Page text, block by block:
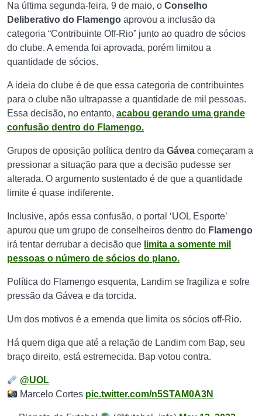
Na última segunda-feira, 9 de maio, o Conselho
Deliberativo do Flamengo aprovou a inclusão da
categoria “Contribuinte Off-Rio” junto ao quadro de sócios
do clube. A emenda foi aprovada, porém limitou a
quantidade de sócios.
A ideia do clube é de que essa categoria de contribuintes
para o clube não ultrapasse a quantidade de mil pessoas.
Essa decisão, no entanto, acabou gerando uma grande
confusão dentro do Flamengo.
Grupos de oposição política dentro da Gávea começaram a
pressionar a situação para que a decisão pudesse ser
alterada. O argumento sustentado é de que a quantidade
limite é quase indiferente.
Inclusive, após essa confusão, o portal ‘UOL Esporte’
apurou que um grupo de conselheiros dentro do Flamengo
irá tentar derrubar a decisão que limita a somente mil
pessoas o número de sócios do plano.
Política do Flamengo esquenta, Landim se fragiliza e sofre
pressão da Gávea e da torcida.
Um dos motivos é a emenda que limita os sócios off-Rio.
Há quem diga que até a relação de Landim com Bap, seu
braço direito, está estremecida. Bap votou contra.
@UOL
Marcelo Cortes pic.twitter.com/n5STAM0A3N